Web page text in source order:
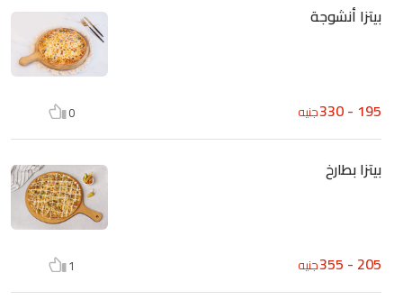
بيتزا أنشوجة
195 - 330 جنيه 0
بيتزا بطارخ
205 - 355 جنيه 1